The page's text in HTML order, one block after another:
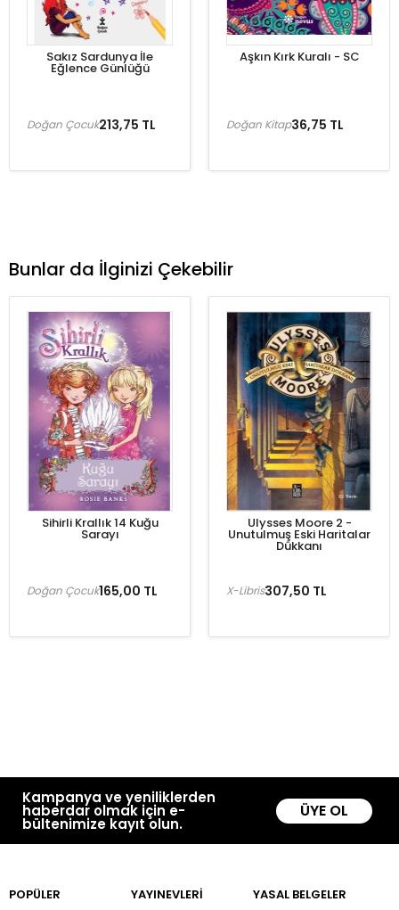
Sakız Sardunya İle
Eğlence Günlüğü
213,75 TL
Doğan Çocuk
Aşkın Kırk Kuralı - SC
36,75 TL
Doğan Kitap
Bunlar da İlginizi Çekebilir
Sihirli Krallık 14 Kuğu
Sarayı
165,00 TL
Doğan Çocuk
Ulysses Moore 2 -
Unutulmuş Eski Haritalar
Dükkanı
307,50 TL
X-Libris
Kampanya ve yeniliklerden
haberdar olmak için e-
bültenimize kayıt olun.
ÜYE OL
POPÜLER YAYINEVLERİ YASAL BELGELER